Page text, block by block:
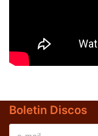
Boletin Discos